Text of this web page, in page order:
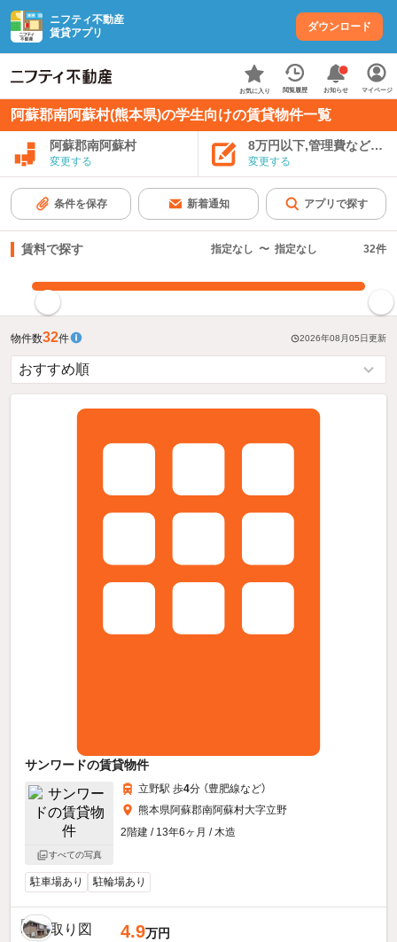
ニフティ不動産
賃貸アプリ
ダウンロード
お気に入り 閲覧履歴 お知らせ マイページ
阿蘇郡南阿蘇村(熊本県)の学生向けの賃貸物件一覧
阿蘇郡南阿蘇村
変更する
8万円以下,管理費など込み
変更する
条件を保存 新着通知 アプリで探す
賃料で探す 指定なし 〜 指定なし 32件
物件数32件 2026年08月05日更新
サンワードの賃貸物件
すべての写真
立野駅 歩4分 （豊肥線など）
熊本県阿蘇郡南阿蘇村大字立野
2階建 / 13年6ヶ月 / 木造
駐車場あり 駐輪場あり
4.9万円